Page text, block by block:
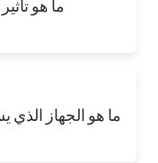
ما هو
ما هو الجهاز